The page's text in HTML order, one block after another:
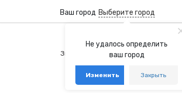
Не удалось определить
ваш город
Изменить Закрыть
Ваш город Выберите город
+7 (800) 100-76-77
Звонок бесплатный по России
+7 (931) 978-88-88
telegram whatsapp